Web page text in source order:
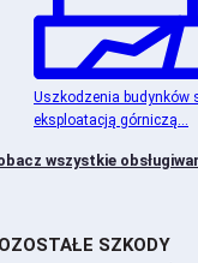
Uszkodzenia budynków
eksploatacją górniczą...
wszystkie
SZKODY